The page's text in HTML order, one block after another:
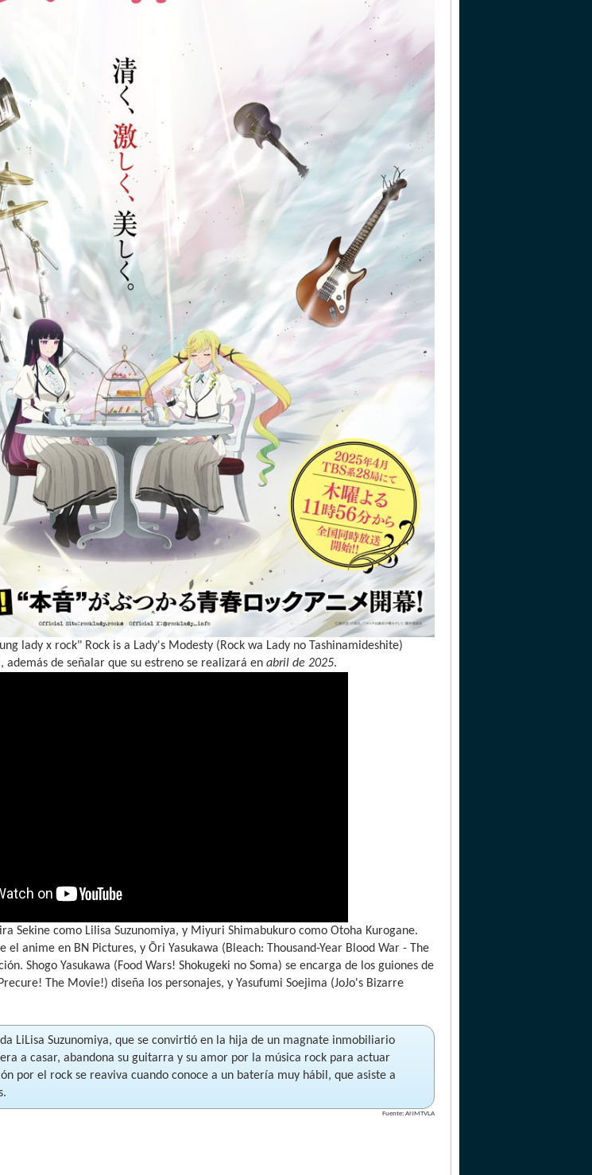
lady x rock" Rock is a Lady's Modesty (Rock wa Lady no Tashinamideshite)
de señalar que su estreno se realizará enabril de 2025.
Sekine como Lilisa Suzunomiya, y Miyuri Shimabukuro como Otoha Kurogane.
el anime en BN Pictures, y Ōri Yasukawa (Bleach: Thousand-Year Blood War - The
Shogo Yasukawa (Food Wars! Shokugeki no Soma) se encarga de los guiones de
The Movie!) diseña los personajes, y Yasufumi Soejima (JoJo's Bizarre
LiLisa Suzunomiya, que se convirtió en la hija de un magnate inmobiliario
a casar, abandona su guitarra y su amor por la música rock para actuar
por el rock se reaviva cuando conoce a un batería muy hábil, que asiste a
Fuente: ANMTVLA